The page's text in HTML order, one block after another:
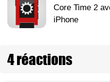
Core Time 2
iPhone
4 réactions